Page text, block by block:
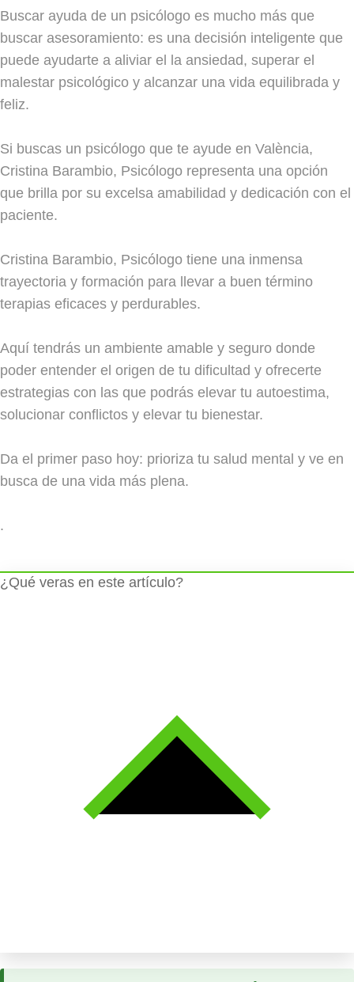
Buscar ayuda de un psicólogo es mucho más que
buscar asesoramiento: es una decisión inteligente que
puede ayudarte a aliviar el la ansiedad, superar el
malestar psicológico y alcanzar una vida equilibrada y
feliz.
Si buscas un psicólogo que te ayude en València,
Cristina Barambio, Psicólogo representa una opción
que brilla por su excelsa amabilidad y dedicación con el
paciente.
Cristina Barambio, Psicólogo tiene una inmensa
trayectoria y formación para llevar a buen término
terapias eficaces y perdurables.
Aquí tendrás un ambiente amable y seguro donde
poder entender el origen de tu dificultad y ofrecerte
estrategias con las que podrás elevar tu autoestima,
solucionar conflictos y elevar tu bienestar.
Da el primer paso hoy: prioriza tu salud mental y ve en
busca de una vida más plena.
.
¿Qué veras en este artículo?